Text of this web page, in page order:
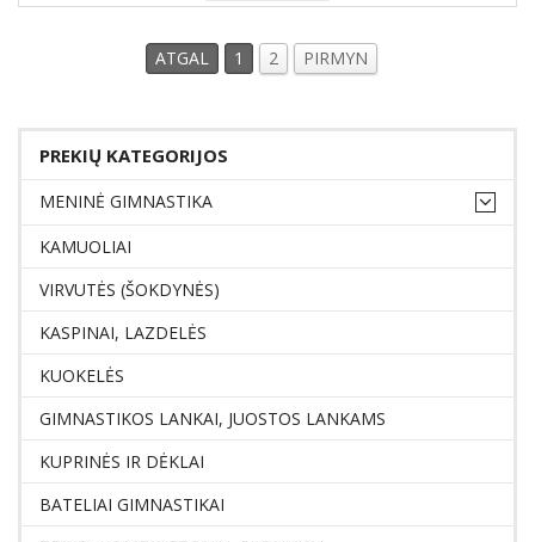
ATGAL 1 2 PIRMYN
PREKIŲ KATEGORIJOS
MENINĖ GIMNASTIKA
KAMUOLIAI
VIRVUTĖS (ŠOKDYNĖS)
KASPINAI, LAZDELĖS
KUOKELĖS
GIMNASTIKOS LANKAI, JUOSTOS LANKAMS
KUPRINĖS IR DĖKLAI
BATELIAI GIMNASTIKAI